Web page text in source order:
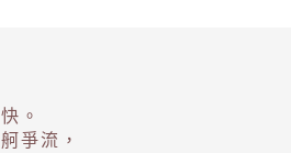
。
爭流，